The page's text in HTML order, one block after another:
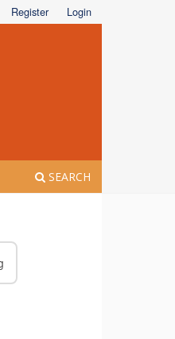
SEARCH
Register Login